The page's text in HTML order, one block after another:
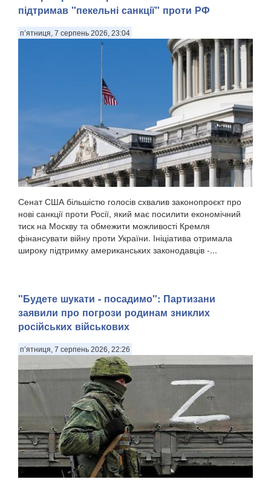
підтримав "пекельні санкції" проти РФ
п’ятниця, 7 серпень 2026, 23:04
Сенат США більшістю голосів схвалив законопроєкт про
нові санкції проти Росії, який має посилити економічний
тиск на Москву та обмежити можливості Кремля
фінансувати війну проти України. Ініціатива отримала
широку підтримку американських законодавців -...
"Будете шукати - посадимо": Партизани
заявили про погрози родинам зниклих
російських військових
п’ятниця, 7 серпень 2026, 22:26